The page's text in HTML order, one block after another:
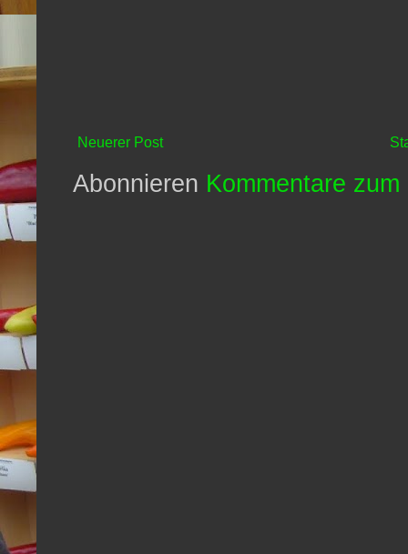
Neuerer Post
Abonnieren Kommentare